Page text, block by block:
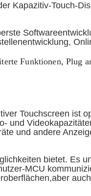
Kapazitiv-Touch-
Funktionen, Plug
Touchscreen ist
und
und andere
bietet. Es
MCU